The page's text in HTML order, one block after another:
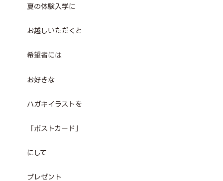
夏の体験入学に
お越しいただくと
希望者には
お好きな
ハガキイラストを
「ポストカード」
にして
プレゼント